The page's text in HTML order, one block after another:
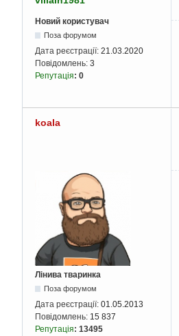
Новий користувач
Поза форумом
Дата реєстрації: 21.03.2020
Повідомлень: 3
Репутація: 0
koala
Лінива тваринка
Поза форумом
Дата реєстрації: 01.05.2013
Повідомлень: 15 837
Репутація: 13495